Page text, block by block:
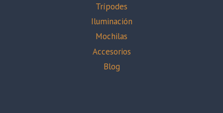
Trípodes
Iluminación
Mochilas
Accesorios
Blog